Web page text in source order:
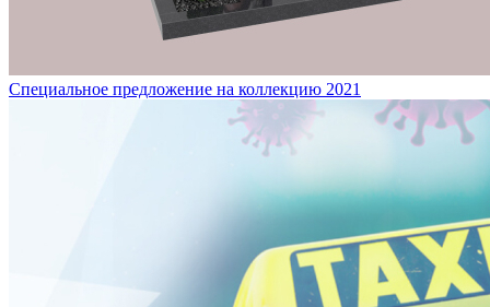
Специальное предложение на коллекцию 2021